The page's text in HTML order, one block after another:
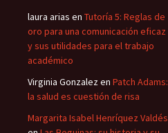
laura arias en Tutoría 5: Reglas de
oro para una comunicación eficaz
y sus utilidades para el trabajo
académico
Virginia Gonzalezen Patch Adams:
la salud es cuestión de risa
Margarita Isabel Henríquez Valdés